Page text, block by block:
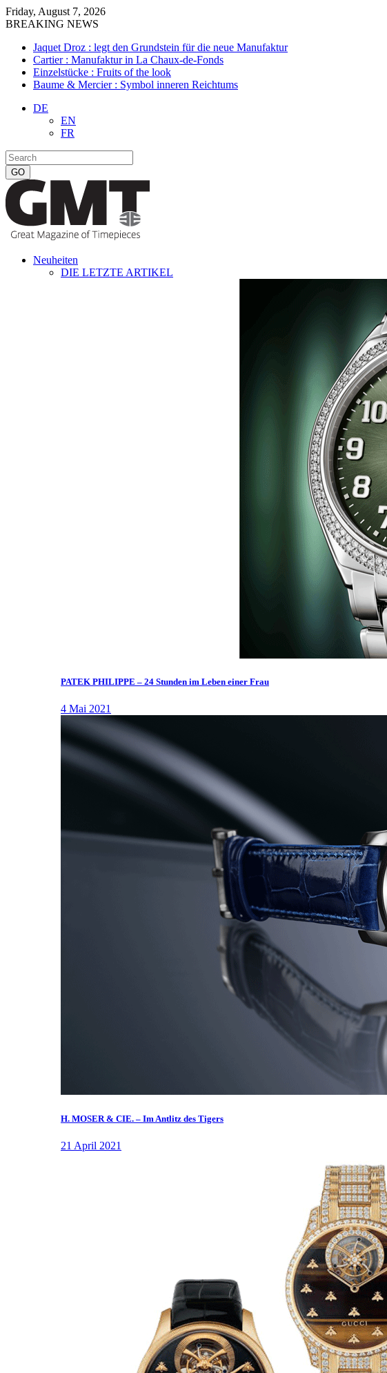
Friday, August 7, 2026
BREAKING NEWS
Jaquet Droz : legt den Grundstein für die neue Manufaktur
Cartier : Manufaktur in La Chaux-de-Fonds
Einzelstücke : Fruits of the look
Baume & Mercier : Symbol inneren Reichtums
DE
EN
FR
Neuheiten
DIE LETZTE ARTIKEL
PATEK PHILIPPE – 24 Stunden im Leben einer Frau
4 Mai 2021
H. MOSER & CIE. – Im Antlitz des Tigers
21 April 2021